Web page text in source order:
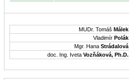
MUDr. Tomáš Málek
Vladimír Polák
Mgr. Hana Strádalová
doc. Ing. Iveta Vozňáková, Ph.D.